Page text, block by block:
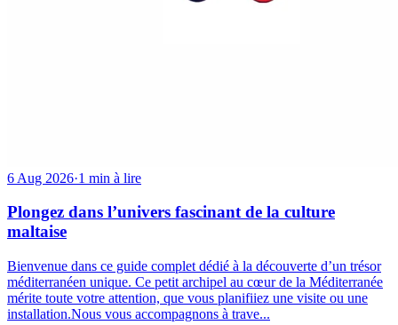
6 Aug 2026·1 min à lire
Plongez dans l’univers fascinant de la culture
maltaise
Bienvenue dans ce guide complet dédié à la découverte d’un trésor
méditerranéen unique. Ce petit archipel au cœur de la Méditerranée
mérite toute votre attention, que vous planifiiez une visite ou une
installation.Nous vous accompagnons à trave...